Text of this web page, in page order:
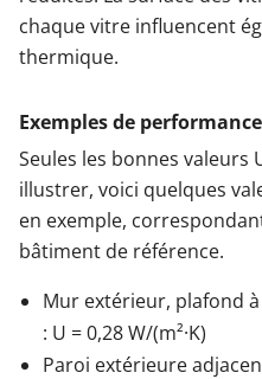
chaque vitre influencent
thermique.
Exemples de
Seules les bonnes
illustrer, voici quelques
en exemple,
bâtiment de référence.
Mur extérieur, plafond
: U = 0,28 W/(m²·K)
Paroi extérieure